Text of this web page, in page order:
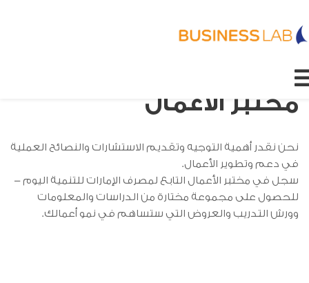
مختبر الأعمال
نحن نقدر أهمية التوجيه وتقديم الاستشارات والنصائح العملية
في دعم وتطوير الأعمال.
سجل في مختبر الأعمال التابع لمصرف الإمارات للتنمية اليوم -
للحصول على مجموعة مختارة من الدراسات والمعلومات
وورش التدريب والعروض التي ستساهم في نمو أعمالك.